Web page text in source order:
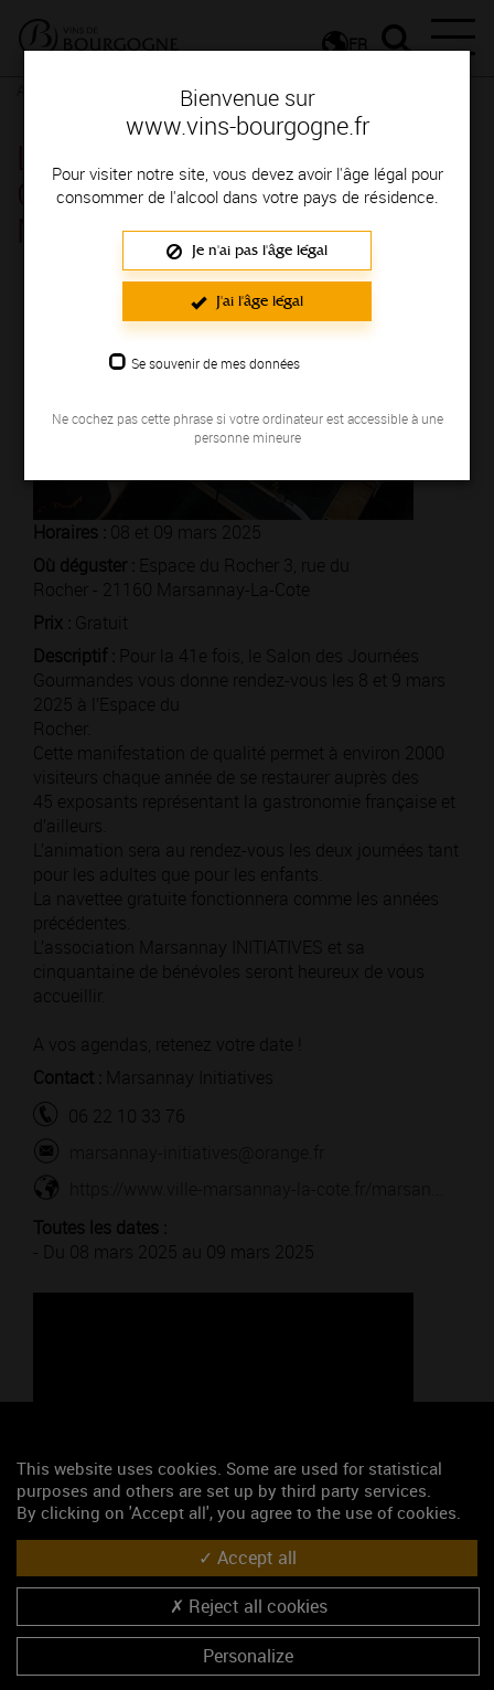
Bienvenue sur
www.vins-bourgogne.fr
Pour visiter notre site, vous devez avoir l'âge légal pour
consommer de l'alcool dans votre pays de résidence.
Je n'ai pas l'âge légal
J'ai l'âge légal
Se souvenir de mes données
Ne cochez pas cette phrase si votre ordinateur est accessible à une
personne mineure
FR
Rendez-vous
Les 41èmes Journées
Gourmandes de Marsannay -
Marsannay-La-Cote
Horaires : 08 et 09 mars 2025
Où déguster : Espace du Rocher 3, rue du
Rocher - 21160 Marsannay-La-Cote
Prix : Gratuit
Descriptif : Pour la 41e fois, le Salon des Journées
Gourmandes vous donne rendez-vous les 8 et 9 mars
2025 à l’Espace du
Rocher.
Cette manifestation de qualité permet à environ 2000
visiteurs chaque année de se restaurer auprès des
45 exposants représentant la gastronomie française et
d’ailleurs.
L’animation sera au rendez-vous les deux journées tant
pour les adultes que pour les enfants.
La navettee gratuite fonctionnera comme les années
précédentes.
L’association Marsannay INITIATIVES et sa
cinquantaine de bénévoles seront heureux de vous
accueillir.
A vos agendas, retenez votre date !
Contact : Marsannay Initiatives
06 22 10 33 76
Toutes les dates :
- Du 08 mars 2025 au 09 mars 2025
Google Maps is disabled. Accept
This website uses cookies. Some are used for statistical
purposes and others are set up by third party services.
By clicking on 'Accept all', you agree to the use of cookies.
Accept all
Reject all cookies
Personalize